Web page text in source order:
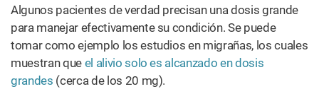
Algunos pacientes de verdad precisan una dosis grande
para manejar efectivamente su condición. Se puede
tomar como ejemplo los estudios en migrañas, los cuales
muestran que el alivio solo es alcanzado en dosis
grandes (cerca de los 20 mg).